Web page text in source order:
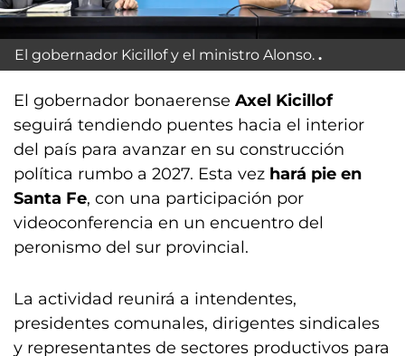
El gobernador Kicillof y el ministro Alonso.
El gobernador bonaerense Axel Kicillof
seguirá tendiendo puentes hacia el interior
del país para avanzar en su construcción
política rumbo a 2027. Esta vez hará pie en
Santa Fe, con una participación por
videoconferencia en un encuentro del
peronismo del sur provincial.
La actividad reunirá a intendentes,
presidentes comunales, dirigentes sindicales
y representantes de sectores productivos para